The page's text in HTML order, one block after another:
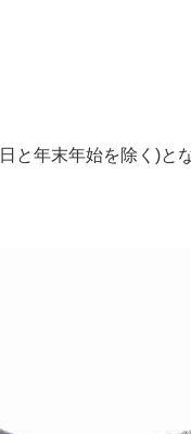
と年末年始を除く)と